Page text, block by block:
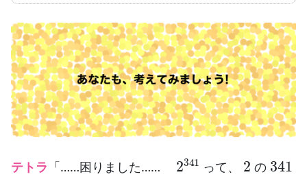
テトラ 「……困りました……
341
って、 の